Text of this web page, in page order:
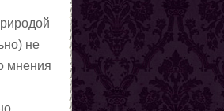
не
мнения